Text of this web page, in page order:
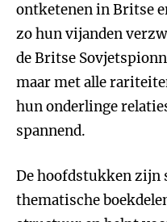
ontketenen in Britse
zo hun vijanden
de Britse
maar met alle
hun onderlinge
spannend.
De hoofdstukken zijn
thematische